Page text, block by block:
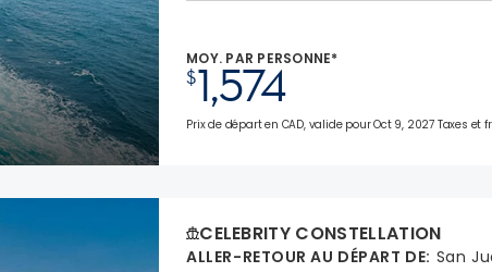
MOY. PAR PERSONNE*
$1,574
Prix de départ en CAD, valide pour Oct 9, 2027 Taxes et
CELEBRITY CONSTELLATION
ALLER-RETOUR AU DÉPART DE: San